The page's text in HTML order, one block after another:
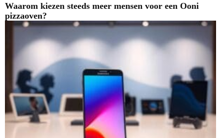
Waarom kiezen steeds meer mensen voor een Ooni
pizzaoven?